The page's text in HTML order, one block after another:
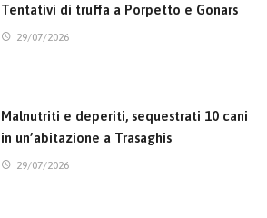
Tentativi di truffa a Porpetto e Gonars
29/07/2026
Malnutriti e deperiti, sequestrati 10 cani
in un’abitazione a Trasaghis
29/07/2026